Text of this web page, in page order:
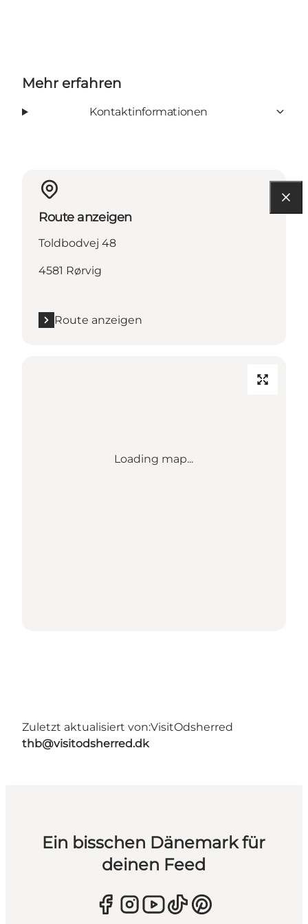
Mehr erfahren
Kontaktinformationen
Route anzeigen
Toldbodvej 48
4581 Rørvig
Route anzeigen
Loading map...
Zuletzt aktualisiert von:VisitOdsherred
thb@visitodsherred.dk
Ein bisschen Dänemark für
deinen Feed